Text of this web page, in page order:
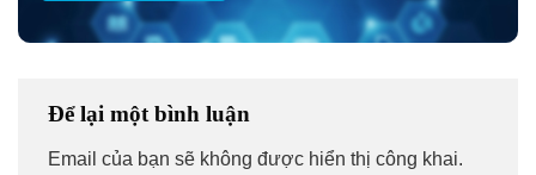
Để lại một bình luận
Email của bạn sẽ không được hiển thị công khai.